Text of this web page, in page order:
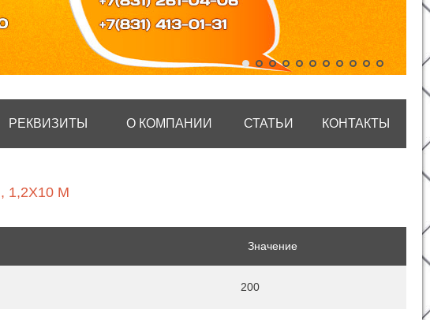
РЕКВИЗИТЫ О КОМПАНИИ СТАТЬИ КОНТАКТЫ
1,2Х10 М
Значение
200